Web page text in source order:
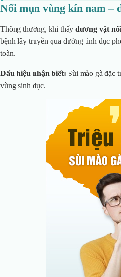
Nổi mụn vùng kín nam –
Thông thường, khi thấy dương vật
bệnh lây truyền qua đường tình dục
toàn.
Dấu hiệu nhận biết: Sùi mào gà đặc
vùng sinh dục.